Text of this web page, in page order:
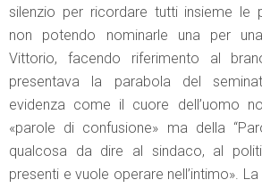
silenzio per ricordare tutti insieme le
non potendo nominarle una per
Vittorio, facendo riferimento al
presentava la parabola del
evidenza come il cuore dell’uomo
«parole di confusione» ma della
qualcosa da dire al sindaco, al
presenti e vuole operare nell’intimo».